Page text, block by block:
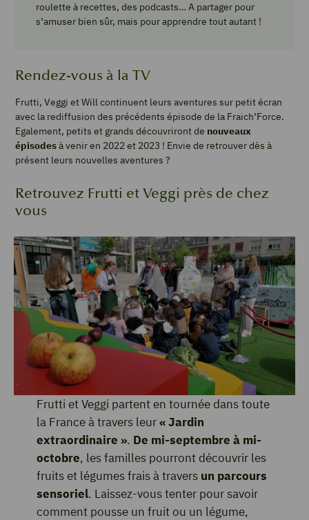
roulette à recettes, des podcasts… A partager pour
s’amuser bien sûr, mais pour apprendre tout autant !
Rendez-vous à la TV
Frutti, Veggi et Will continuent leurs aventures sur petit écran
avec la rediffusion des précédents épisode de la Fraich’Force.
Egalement, petits et grands découvriront de nouveaux
épisodesà venir en 2022 et 2023 ! Envie de retrouver dès à
présent leurs nouvelles aventures ?
Retrouvez Frutti et Veggi près de chez
vous
Frutti et Veggi partent en tournée dans toute
la France à travers leur« Jardin
extraordinaire ». De mi-septembre à mi-
octobre, les familles pourront découvrir les
fruits et légumes frais à travers un parcours
sensoriel. Laissez-vous tenter pour savoir
comment pousse un fruit ou un légume,